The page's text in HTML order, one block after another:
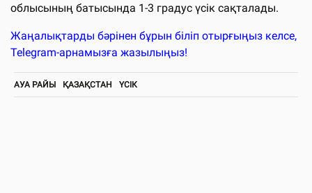
облысының батысында 1-3 градус үсік сақталады.
Жаңалықтарды бәрінен бұрын біліп отырғыңыз келсе,
Telegram-арнамызға жазылыңыз!
АУА РАЙЫ ҚАЗАҚСТАН ҮСІК